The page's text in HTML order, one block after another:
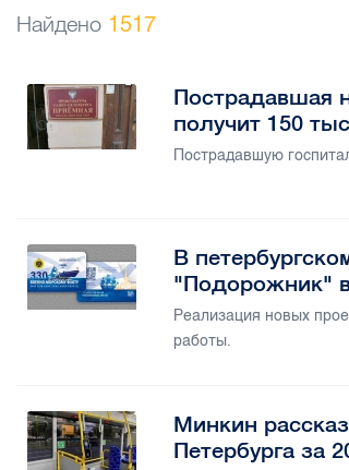
Найдено 1517
Пострадавшая
получит 150
Пострадавшую
В
"Подорожник"
Реализация новых
работы.
Минкин
Петербурга за